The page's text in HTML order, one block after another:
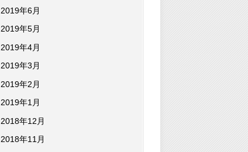
2019年6月
2019年5月
2019年4月
2019年3月
2019年2月
2019年1月
2018年12月
2018年11月